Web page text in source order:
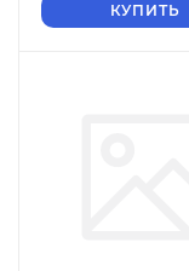
КУПИТЬ